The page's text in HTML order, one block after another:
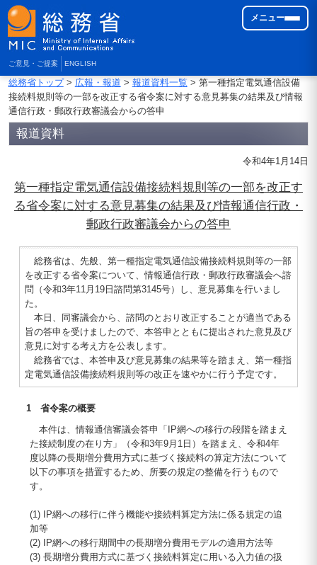
ご意見・ご提案 ENGLISH
メニュー
総務省トップ> 広報・報道 > 報道資料一覧> 第一種指定電気通信設備
接続料規則等の一部を改正する省令案に対する意見募集の結果及び情報
通信行政・郵政行政審議会からの答申
報道資料
令和4年1月14日
第一種指定電気通信設備接続料規則等の一部を改正す
る省令案に対する意見募集の結果及び情報通信行政・
郵政行政審議会からの答申
総務省は、先般、第一種指定電気通信設備接続料規則等の一部
を改正する省令案について、情報通信行政・郵政行政審議会へ諮
問（令和3年11月19日諮問第3145号）し、意見募集を行いまし
た。
本日、同審議会から、諮問のとおり改正することが適当である
旨の答申を受けましたので、本答申とともに提出された意見及び
意見に対する考え方を公表します。
総務省では、本答申及び意見募集の結果等を踏まえ、第一種指
定電気通信設備接続料規則等の改正を速やかに行う予定です。
1 省令案の概要
本件は、情報通信審議会答申「IP網への移行の段階を踏まえ
た接続制度の在り方」（令和3年9月1日）を踏まえ、令和4年
度以降の長期増分費用方式に基づく接続料の算定方法について
以下の事項を措置するため、所要の規定の整備を行うもので
す。
(1) IP網への移行に伴う機能や接続料算定方法に係る規定の追
加等
(2) IP網への移行期間中の長期増分費用モデルの適用方法等
(3) 長期増分費用方式に基づく接続料算定に用いる入力値の扱